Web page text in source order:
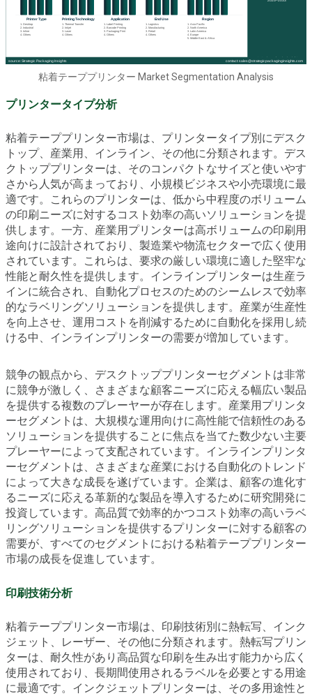
粘着テーププリンター Market Segmentation Analysis
プリンタータイプ分析
粘着テーププリンター市場は、プリンタータイプ別にデスク
トップ、産業用、インライン、その他に分類されます。デス
クトッププリンターは、そのコンパクトなサイズと使いやす
さから人気が高まっており、小規模ビジネスや小売環境に最
適です。これらのプリンターは、低から中程度のボリューム
の印刷ニーズに対するコスト効率の高いソリューションを提
供します。一方、産業用プリンターは高ボリュームの印刷用
途向けに設計されており、製造業や物流セクターで広く使用
されています。これらは、要求の厳しい環境に適した堅牢な
性能と耐久性を提供します。インラインプリンターは生産ラ
インに統合され、自動化プロセスのためのシームレスで効率
的なラベリングソリューションを提供します。産業が生産性
を向上させ、運用コストを削減するために自動化を採用し続
ける中、インラインプリンターの需要が増加しています。
競争の観点から、デスクトッププリンターセグメントは非常
に競争が激しく、さまざまな顧客ニーズに応える幅広い製品
を提供する複数のプレーヤーが存在します。産業用プリンタ
ーセグメントは、大規模な運用向けに高性能で信頼性のある
ソリューションを提供することに焦点を当てた数少ない主要
プレーヤーによって支配されています。インラインプリンタ
ーセグメントは、さまざまな産業における自動化のトレンド
によって大きな成長を遂げています。企業は、顧客の進化す
るニーズに応える革新的な製品を導入するために研究開発に
投資しています。高品質で効率的かつコスト効率の高いラベ
リングソリューションを提供するプリンターに対する顧客の
需要が、すべてのセグメントにおける粘着テーププリンター
市場の成長を促進しています。
印刷技術分析
粘着テーププリンター市場は、印刷技術別に熱転写、インク
ジェット、レーザー、その他に分類されます。熱転写プリン
ターは、耐久性があり高品質な印刷を生み出す能力から広く
使用されており、長期間使用されるラベルを必要とする用途
に最適です。インクジェットプリンターは、その多用途性と